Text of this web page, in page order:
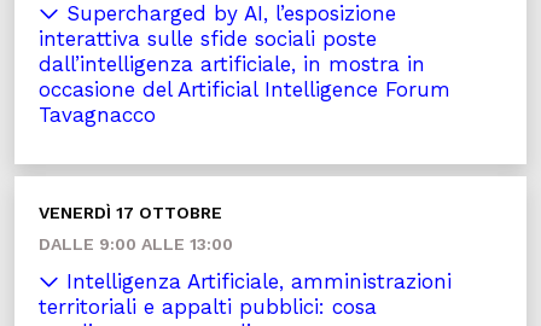
Supercharged by AI, l’esposizione
interattiva sulle sfide sociali poste
dall’intelligenza artificiale, in mostra in
occasione del Artificial Intelligence Forum
Tavagnacco
VENERDÌ 17 OTTOBRE
DALLE 9:00 ALLE 13:00
Intelligenza Artificiale, amministrazioni
territoriali e appalti pubblici: cosa